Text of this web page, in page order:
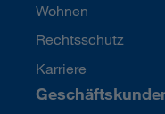
Wohnen
Rechtsschutz
Karriere